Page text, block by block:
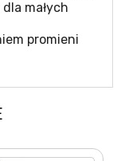
małych
promieni